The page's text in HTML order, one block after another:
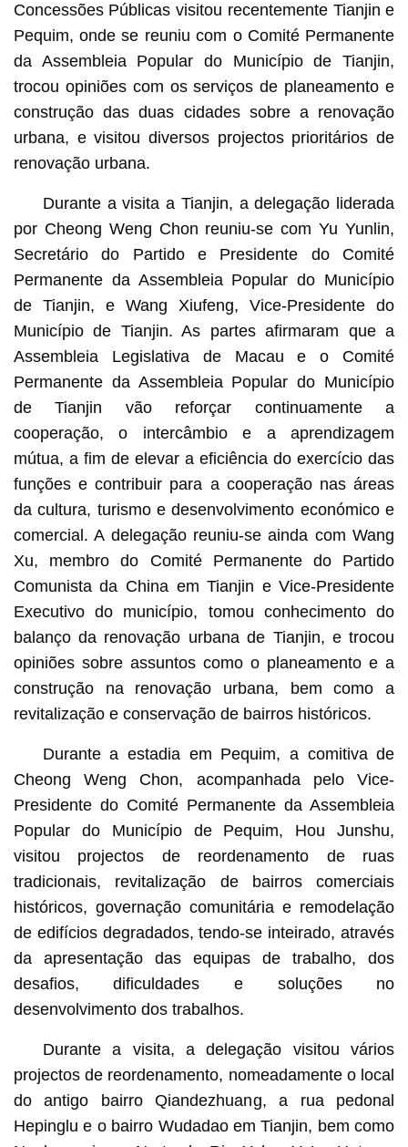
Concessões Públicas visitou recentemente Tianjin e
Pequim, onde se reuniu com o Comité Permanente
da Assembleia Popular do Município de Tianjin,
trocou opiniões com os serviços de planeamento e
construção das duas cidades sobre a renovação
urbana, e visitou diversos projectos prioritários de
renovação urbana.
Durante a visita a Tianjin, a delegação liderada
por Cheong Weng Chon reuniu-se com Yu Yunlin,
Secretário do Partido e Presidente do Comité
Permanente da Assembleia Popular do Município
de Tianjin, e Wang Xiufeng, Vice-Presidente do
Município de Tianjin. As partes afirmaram que a
Assembleia Legislativa de Macau e o Comité
Permanente da Assembleia Popular do Município
de Tianjin vão reforçar continuamente a
cooperação, o intercâmbio e a aprendizagem
mútua, a fim de elevar a eficiência do exercício das
funções e contribuir para a cooperação nas áreas
da cultura, turismo e desenvolvimento económico e
comercial. A delegação reuniu-se ainda com Wang
Xu, membro do Comité Permanente do Partido
Comunista da China em Tianjin e Vice-Presidente
Executivo do município, tomou conhecimento do
balanço da renovação urbana de Tianjin, e trocou
opiniões sobre assuntos como o planeamento e a
construção na renovação urbana, bem como a
revitalização e conservação de bairros históricos.
Durante a estadia em Pequim, a comitiva de
Cheong Weng Chon, acompanhada pelo Vice-
Presidente do Comité Permanente da Assembleia
Popular do Município de Pequim, Hou Junshu,
visitou projectos de reordenamento de ruas
tradicionais, revitalização de bairros comerciais
históricos, governação comunitária e remodelação
de edifícios degradados, tendo-se inteirado, através
da apresentação das equipas de trabalho, dos
desafios, dificuldades e soluções no
desenvolvimento dos trabalhos.
Durante a visita, a delegação visitou vários
projectos de reordenamento, nomeadamente o local
do antigo bairro Qiandezhuang, a rua pedonal
Hepinglu e o bairro Wudadao em Tianjin, bem como